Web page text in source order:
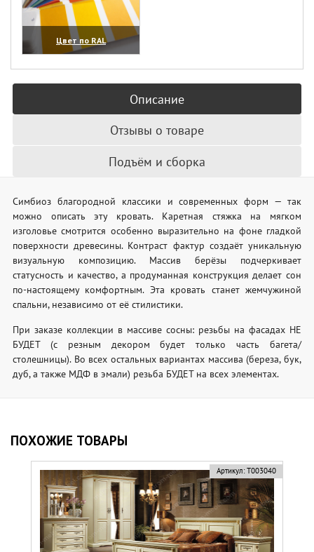
Цвет по RAL
(увеличить)
Описание
Отзывы о товаре
Подъём и сборка
Симбиоз благородной классики и современных форм — так
можно описать эту кровать. Каретная стяжка на мягком
изголовье смотрится особенно выразительно на фоне гладкой
поверхности древесины. Контраст фактур создаёт уникальную
визуальную композицию. Массив берёзы подчеркивает
статусность и качество, а продуманная конструкция делает сон
по-настоящему комфортным. Эта кровать станет жемчужиной
спальни, независимо от её стилистики.
При заказе коллекции в массиве сосны: резьбы на фасадах НЕ
БУДЕТ (с резным декором будет только часть багета/
столешницы). Во всех остальных вариантах массива (береза, бук,
дуб, а также МДФ в эмали) резьба БУДЕТ на всех элементах.
ПОХОЖИЕ ТОВАРЫ
Артикул: Т003040